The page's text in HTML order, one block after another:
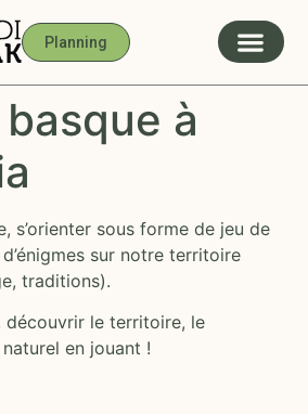
Planning
à
s’orienter sous forme de jeu de
sur notre territoire
traditions).
découvrir le territoire, le
en jouant !